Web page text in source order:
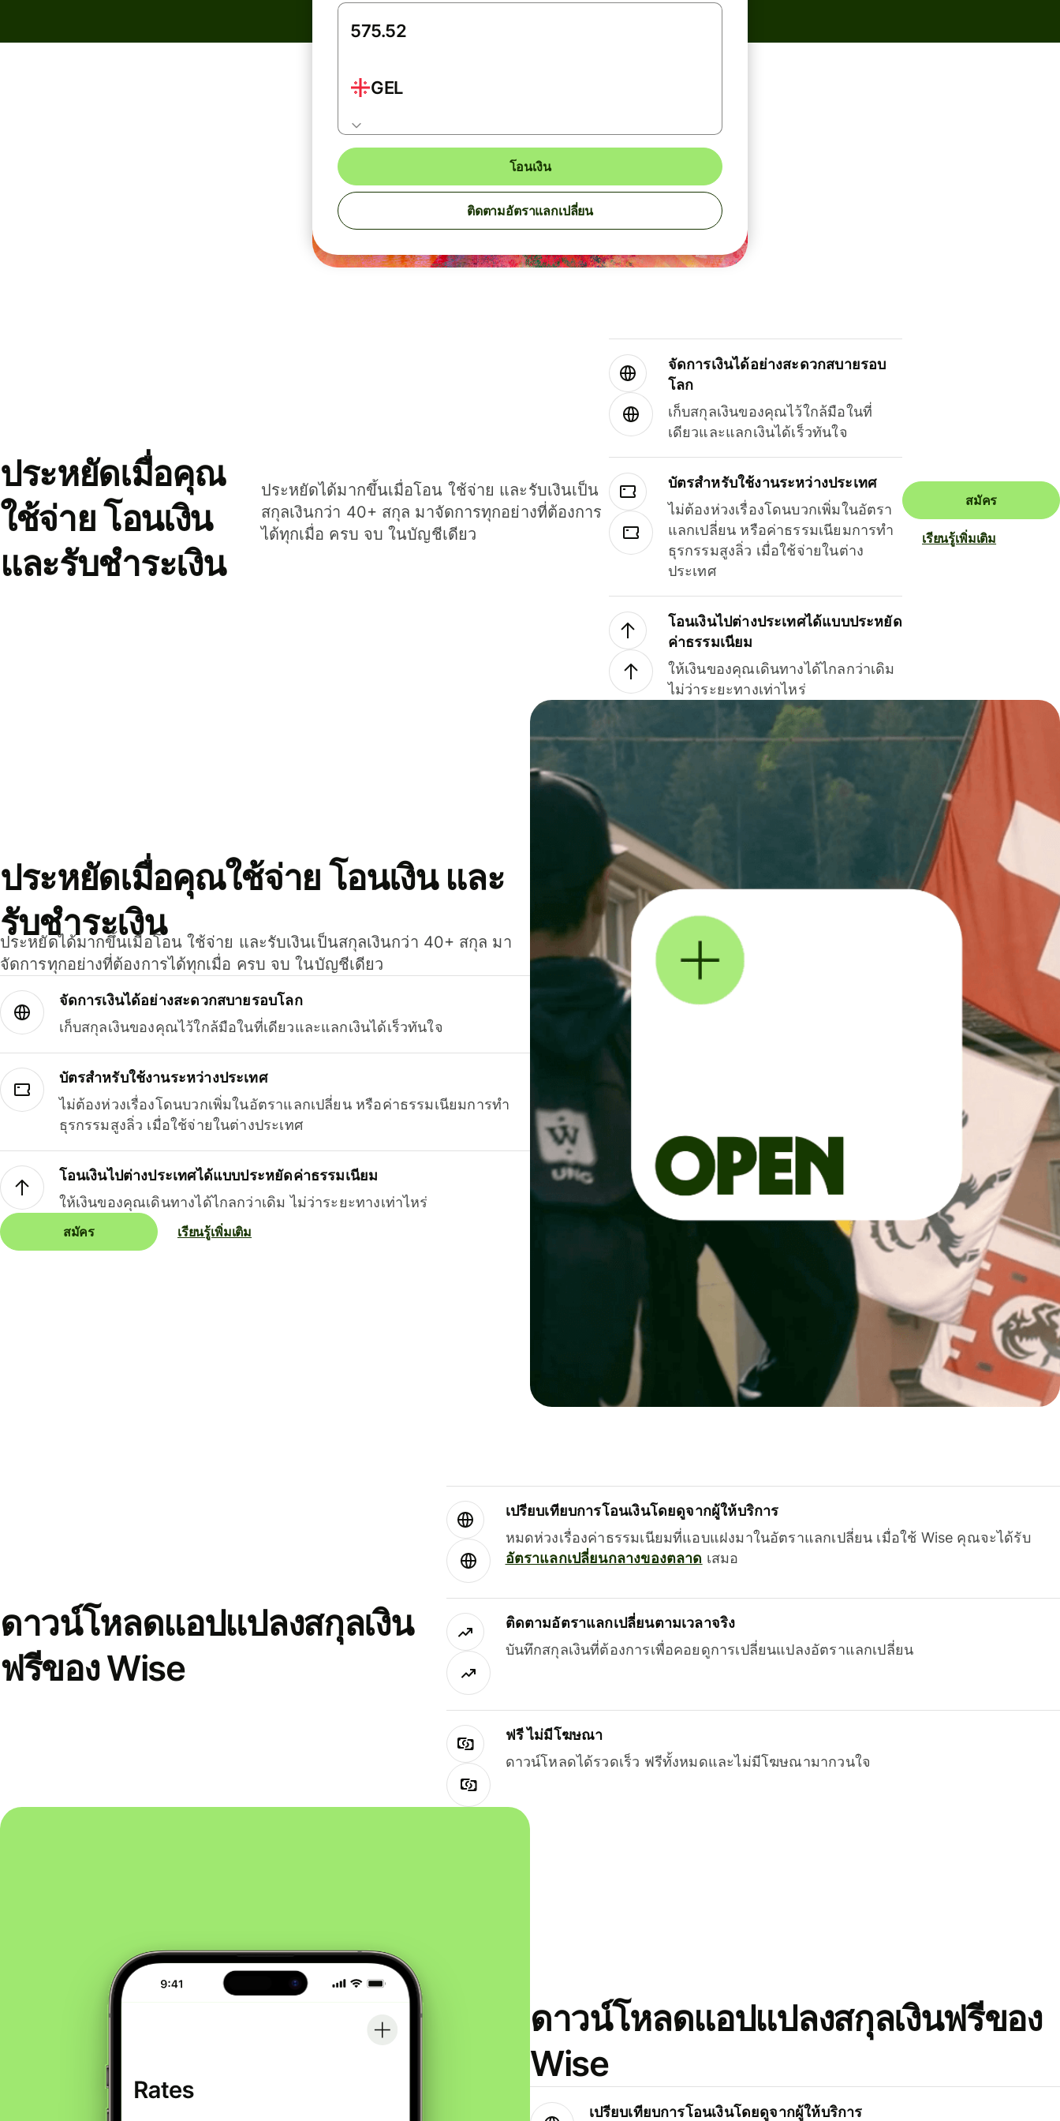
GEL
โอนเงิน
ติดตามอัตราแลกเปลี่ยน
ประหยัดเมื่อคุณ
ใช้จ่าย โอนเงิน
และรับชำระเงิน
ประหยัดได้มากขึ้นเมื่อโอน ใช้จ่าย และรับเงินเป็น
สกุลเงินกว่า 40+ สกุล มาจัดการทุกอย่างที่ต้องการ
ได้ทุกเมื่อ ครบ จบ ในบัญชีเดียว
จัดการเงินได้อย่างสะดวกสบายรอบ
โลก
เก็บสกุลเงินของคุณไว้ใกล้มือในที่
เดียวและแลกเงินได้เร็วทันใจ
บัตรสำหรับใช้งานระหว่างประเทศ
ไม่ต้องห่วงเรื่องโดนบวกเพิ่มในอัตรา
แลกเปลี่ยน หรือค่าธรรมเนียมการทำ
ธุรกรรมสูงลิ่ว เมื่อใช้จ่ายในต่าง
ประเทศ
โอนเงินไปต่างประเทศได้แบบประหยัด
ค่าธรรมเนียม
ให้เงินของคุณเดินทางได้ไกลกว่าเดิม
ไม่ว่าระยะทางเท่าไหร่
สมัคร
เรียนรู้เพิ่มเติม
ประหยัดเมื่อคุณใช้จ่าย โอนเงิน และ
รับชำระเงิน
ประหยัดได้มากขึ้นเมื่อโอน ใช้จ่าย และรับเงินเป็นสกุลเงินกว่า 40+ สกุล มา
จัดการทุกอย่างที่ต้องการได้ทุกเมื่อ ครบ จบ ในบัญชีเดียว
จัดการเงินได้อย่างสะดวกสบายรอบโลก
เก็บสกุลเงินของคุณไว้ใกล้มือในที่เดียวและแลกเงินได้เร็วทันใจ
บัตรสำหรับใช้งานระหว่างประเทศ
ไม่ต้องห่วงเรื่องโดนบวกเพิ่มในอัตราแลกเปลี่ยน หรือค่าธรรมเนียมการทำ
ธุรกรรมสูงลิ่ว เมื่อใช้จ่ายในต่างประเทศ
โอนเงินไปต่างประเทศได้แบบประหยัดค่าธรรมเนียม
ให้เงินของคุณเดินทางได้ไกลกว่าเดิม ไม่ว่าระยะทางเท่าไหร่
สมัคร เรียนรู้เพิ่มเติม
ดาวน์โหลดแอปแปลงสกุลเงิน
ฟรีของ Wise
เปรียบเทียบการโอนเงินโดยดูจากผู้ให้บริการ
หมดห่วงเรื่องค่าธรรมเนียมที่แอบแฝงมาในอัตราแลกเปลี่ยน เมื่อใช้ Wise คุณจะได้รับ
อัตราแลกเปลี่ยนกลางของตลาด เสมอ
ติดตามอัตราแลกเปลี่ยนตามเวลาจริง
บันทึกสกุลเงินที่ต้องการเพื่อคอยดูการเปลี่ยนแปลงอัตราแลกเปลี่ยน
ฟรี ไม่มีโฆษณา
ดาวน์โหลดได้รวดเร็ว ฟรีทั้งหมดและไม่มีโฆษณามากวนใจ
ดาวน์โหลดแอปแปลงสกุลเงินฟรีของ
Wise
เปรียบเทียบการโอนเงินโดยดูจากผู้ให้บริการ